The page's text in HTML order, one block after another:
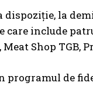
la
include
Shop TGB,
de